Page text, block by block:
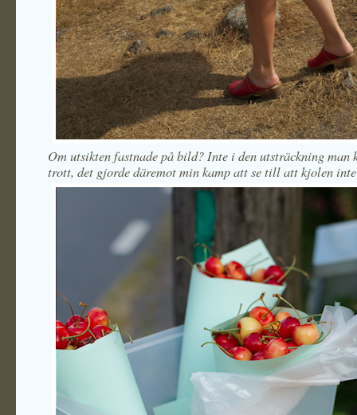
Om utsikten fastnade på bild? Inte i den utsträckning man
trott, det gjorde däremot min kamp att se till att kjolen